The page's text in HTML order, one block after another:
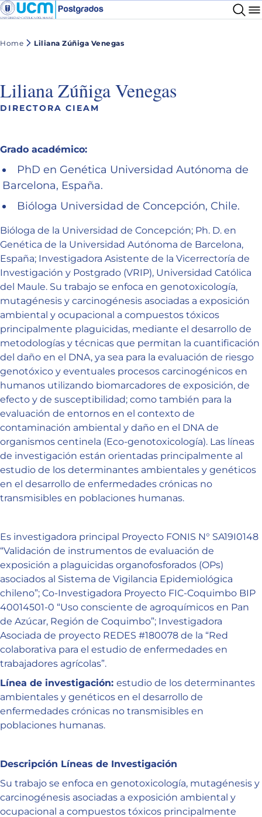
Home Liliana Zúñiga Venegas
Liliana Zúñiga Venegas
DIRECTORA CIEAM
Grado académico:
PhD en Genética Universidad Autónoma de
Barcelona, España.
Bióloga Universidad de Concepción, Chile.
Bióloga de la Universidad de Concepción; Ph. D. en
Genética de la Universidad Autónoma de Barcelona,
España; Investigadora Asistente de la Vicerrectoría de
Investigación y Postgrado (VRIP), Universidad Católica
del Maule. Su trabajo se enfoca en genotoxicología,
mutagénesis y carcinogénesis asociadas a exposición
ambiental y ocupacional a compuestos tóxicos
principalmente plaguicidas, mediante el desarrollo de
metodologías y técnicas que permitan la cuantificación
del daño en el DNA, ya sea para la evaluación de riesgo
genotóxico y eventuales procesos carcinogénicos en
humanos utilizando biomarcadores de exposición, de
efecto y de susceptibilidad; como también para la
evaluación de entornos en el contexto de
contaminación ambiental y daño en el DNA de
organismos centinela (Eco-genotoxicología). Las líneas
de investigación están orientadas principalmente al
estudio de los determinantes ambientales y genéticos
en el desarrollo de enfermedades crónicas no
transmisibles en poblaciones humanas.
Es investigadora principal Proyecto FONIS N° SA19I0148
“Validación de instrumentos de evaluación de
exposición a plaguicidas organofosforados (OPs)
asociados al Sistema de Vigilancia Epidemiológica
chileno”; Co-Investigadora Proyecto FIC-Coquimbo BIP
40014501-0 “Uso consciente de agroquímicos en Pan
de Azúcar, Región de Coquimbo”; Investigadora
Asociada de proyecto REDES #180078 de la “Red
colaborativa para el estudio de enfermedades en
trabajadores agrícolas”.
Línea de investigación: estudio de los determinantes
ambientales y genéticos en el desarrollo de
enfermedades crónicas no transmisibles en
poblaciones humanas.
Descripción Líneas de Investigación
Su trabajo se enfoca en genotoxicología, mutagénesis y
carcinogénesis asociadas a exposición ambiental y
ocupacional a compuestos tóxicos principalmente